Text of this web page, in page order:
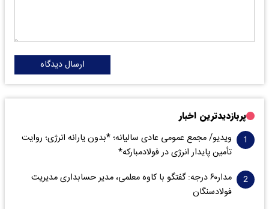
ارسال دیدگاه
پربازدیدترین اخبار
ویدیو/ مجمع عمومی عادی سالیانه؛ *بدون یارانه انرژی؛ روایت
تأمین پایدار انرژی در فولادمبارکه*
مدار‌۶٠ درجه: گفتگو با کاوه معلمی، مدیر حسابداری مدیریت
فولادسنگان